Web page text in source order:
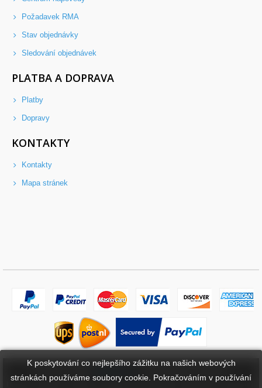
Požadavek RMA
Stav objednávky
Sledování objednávek
PLATBA A DOPRAVA
Platby
Dopravy
KONTAKTY
Kontakty
Mapa stránek
Copyright © bateriebuy.cz
. Všechna práva vyhrazena.
Určené ochranné známky a značky jsou majetkem příslušných vlastníků.
K poskytování co nejlepšího zážitku na našich webových
stránkách používáme soubory cookie. Pokračováním v používání